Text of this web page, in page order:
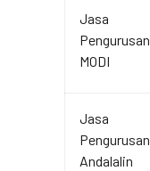
Jasa
Pengurusan
MODI
Jasa
Pengurusan
Andalalin